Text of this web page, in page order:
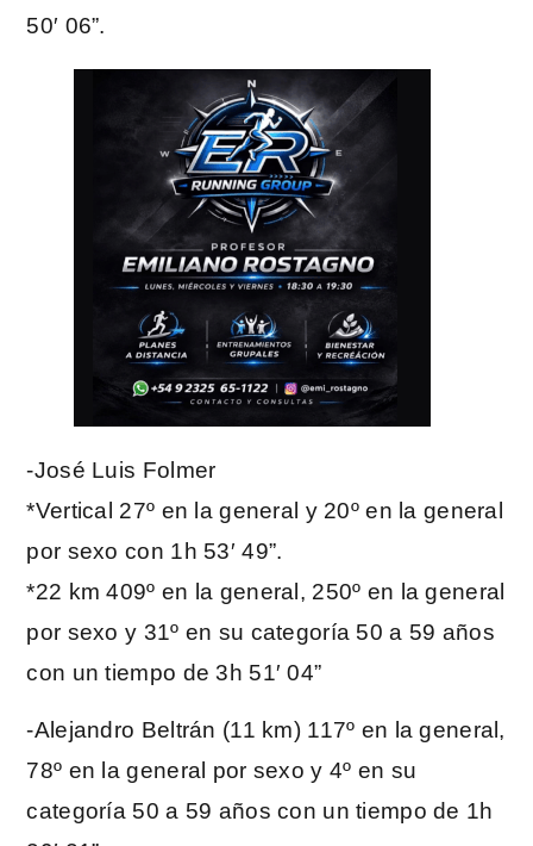
50′ 06”.
-José Luis Folmer
*Vertical 27º en la general y 20º en la general
por sexo con 1h 53′ 49”.
*22 km 409º en la general, 250º en la general
por sexo y 31º en su categoría 50 a 59 años
con un tiempo de 3h 51′ 04”
-Alejandro Beltrán (11 km) 117º en la general,
78º en la general por sexo y 4º en su
categoría 50 a 59 años con un tiempo de 1h